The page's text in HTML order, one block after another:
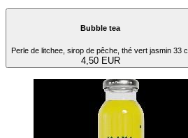
Bubble tea
Perle de litchee, sirop de pêche, thé vert jasmin 33 cl
4,50 EUR